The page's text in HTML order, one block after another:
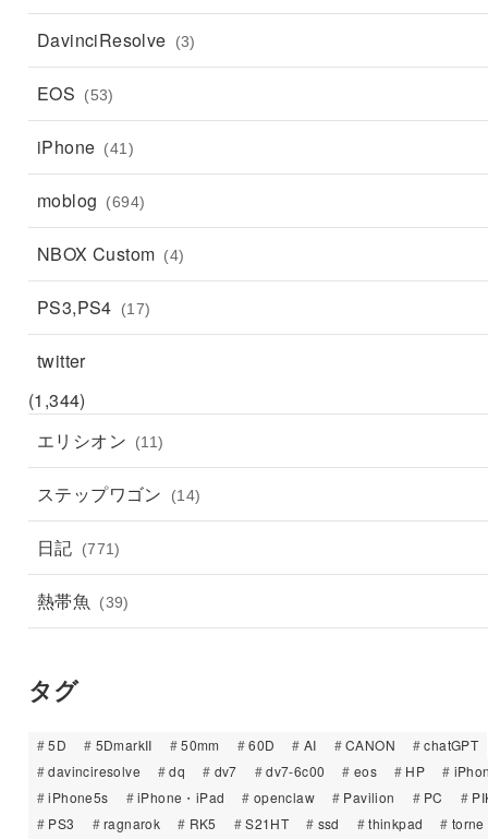
DavinciResolve (3)
EOS (53)
iPhone (41)
moblog (694)
NBOX Custom (4)
PS3,PS4 (17)
twitter
(1,344)
エリシオン
(11)
ステップワゴン (14)
日記 (771)
熱帯魚 (39)
タグ
5D 5DmarkII 50mm 60D AI CANON
chatGPT
davinciresolve
dq dv7 dv7-6c00 eos HP
iPhone5s
iPhone・iPad openclaw Pavilion PC
PS3
ragnarok RK5 S21HT ssd thinkpad
torne